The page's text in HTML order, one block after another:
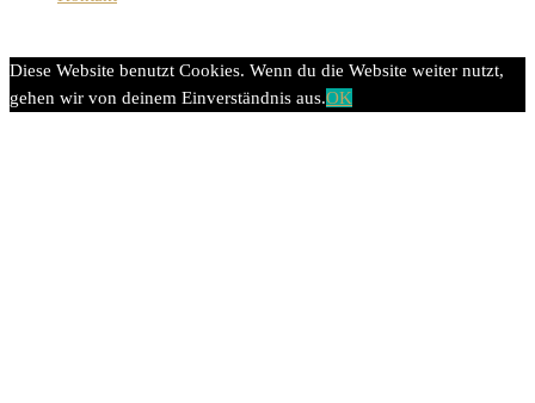
Diese Website benutzt Cookies. Wenn du die Website weiter nutzt,
gehen wir von deinem Einverständnis aus.OK